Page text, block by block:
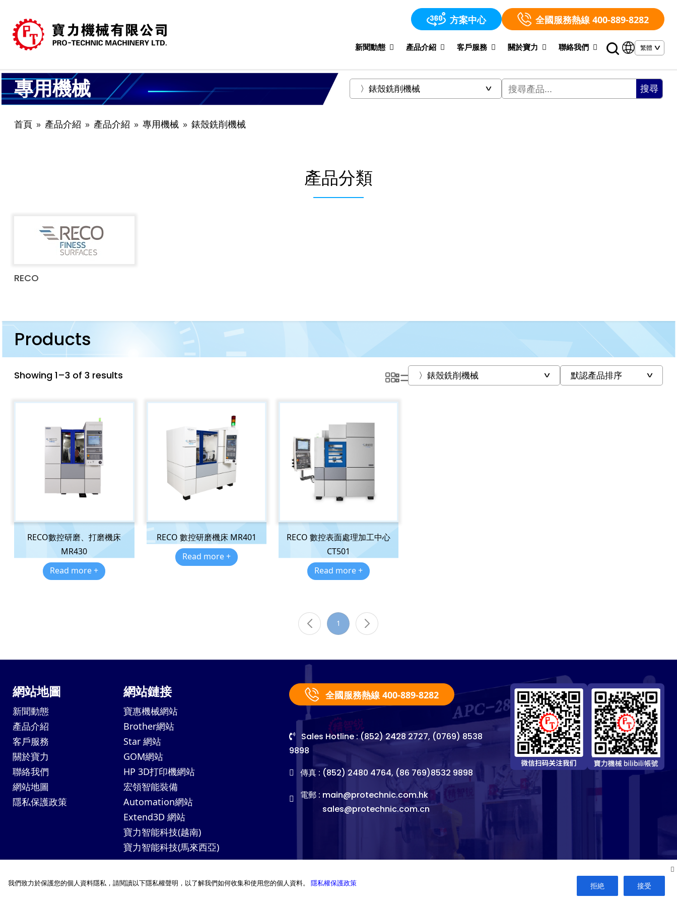
方案中心 全國服務熱線 400-889-8282
新聞動態 產品介紹 客戶服務 關於寶力 聯絡我們
專用機械 搜尋
首頁 產品介紹 產品介紹 專用機械 錶殼銑削機械
產品分類
RECO
Products
Showing 1–3 of 3 results
RECO數控研磨、打磨機床
MR430
Read more +
RECO 數控研磨機床 MR401
Read more +
RECO 數控表面處理加工中心
CT501
Read more +
1
網站地圖
新聞動態
產品介紹
客戶服務
關於寶力
聯絡我們
網站地圖
隱私保護政策
網站鏈接
寶惠機械網站
Brother網站
Star 網站
GOM網站
HP 3D打印機網站
宏領智能裝備
Automation網站
Extend3D 網站
寶力智能科技(越南)
寶力智能科技(馬來西亞)
全國服務熱線 400-889-8282
Sales Hotline : (852) 2428 2727, (0769) 8538
9898
傳真 : (852) 2480 4764, (86 769)8532 9898
電郵 : main@protechnic.com.hk
sales@protechnic.com.cn
©2026. Pro-Technic Machinery Ltd. All right reserved.
我們致力於保護您的個人資料隱私，請閱讀以下隱私權聲明，以了解我們如何收集和使用您的個人資料。 隱私權保護政策 拒絶 接受